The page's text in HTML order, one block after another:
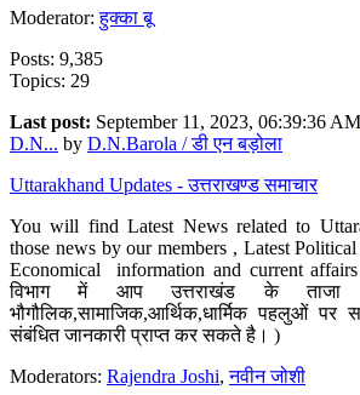
Moderator:हुक्का बू
Posts: 9,385
Topics: 29
Last post: September 11, 2023, 06:39:36 AM
D.N... by D.N.Barola / डी एन बड़ोला
Uttarakhand Updates - उत्तराखण्ड समाचार
You will find Latest News related to
those news by our members , Latest
Economical information and current
विभाग में आप उत्तराखंड के ताजा
भौगौलिक,सामाजिक,आर्थिक,धार्मिक पहलुओं
संबंधित जानकारी प्राप्त कर सकते है। )
Moderators: Rajendra Joshi,नवीन जोशी